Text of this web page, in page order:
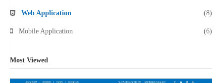
Web Application (8)
Mobile Application (6)
Most Viewed